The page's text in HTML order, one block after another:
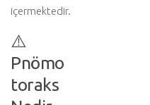
içermektedir.
⚠️
Pnömo
toraks